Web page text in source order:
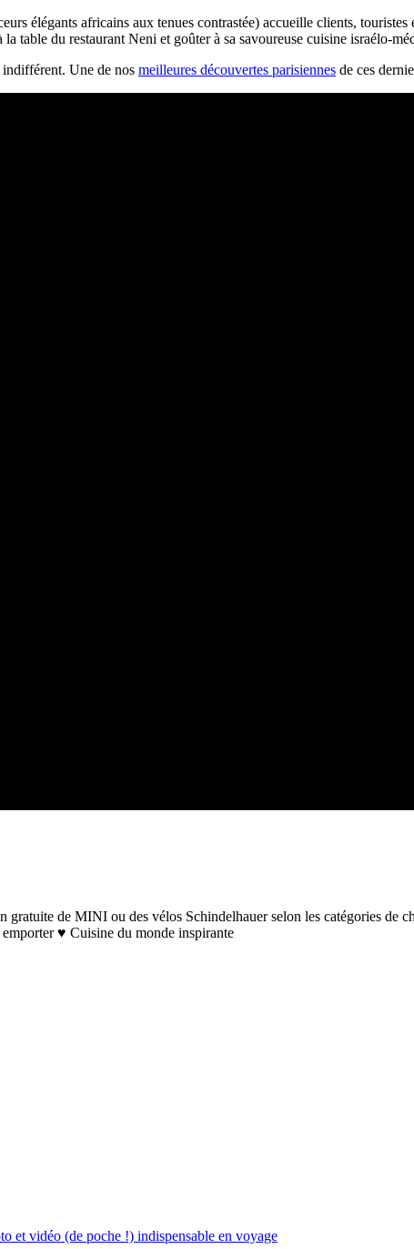
élégants africains aux tenues contrastée) accueille clients,
table du restaurant Neni et goûter à sa savoureuse cuisine israélo-
Une de nos meilleures découvertes parisiennes de ces
de MINI ou des vélos Schindelhauer selon les catégories de
♥ Cuisine du monde inspirante
et vidéo (de poche !) indispensable en voyage